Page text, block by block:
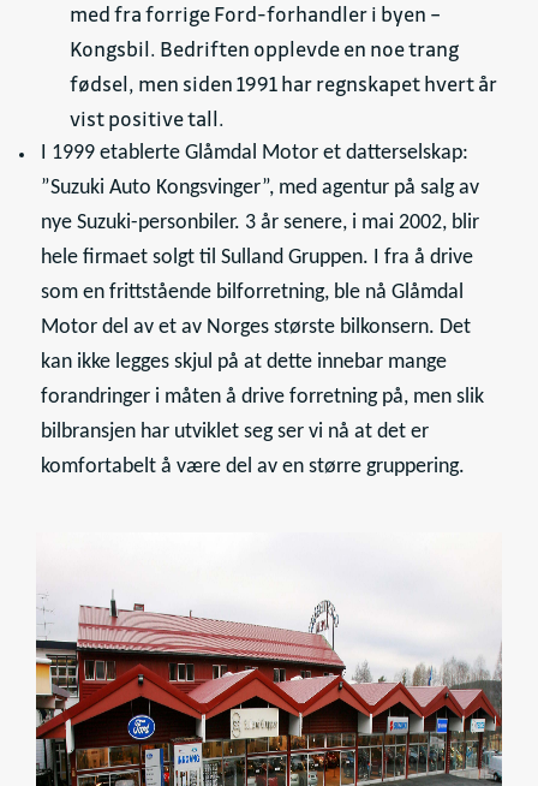
med fra forrige Ford-forhandler i byen –
Kongsbil. Bedriften opplevde en noe trang
fødsel, men siden 1991 har regnskapet hvert år
vist positive tall.
I 1999 etablerte Glåmdal Motor et datterselskap:
”Suzuki Auto Kongsvinger”, med agentur på salg av
nye Suzuki-personbiler. 3 år senere, i mai 2002, blir
hele firmaet solgt til Sulland Gruppen. I fra å drive
som en frittstående bilforretning, ble nå Glåmdal
Motor del av et av Norges største bilkonsern. Det
kan ikke legges skjul på at dette innebar mange
forandringer i måten å drive forretning på, men slik
bilbransjen har utviklet seg ser vi nå at det er
komfortabelt å være del av en større gruppering.